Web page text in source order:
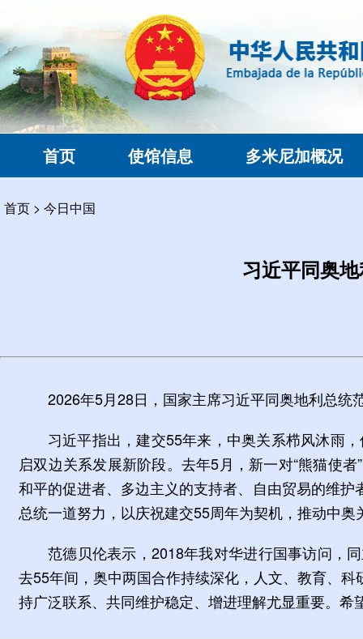
首页 使馆信息 多米尼加概况
首页 > 今日中国
习近平同奥
2026年5月28日，国家主席习近平同奥地利总统
习近平指出，建交55年来，中奥关系栉风沐雨
启双边关系发展新阶段。去年5月，新一对“熊猫使
和平的促进者、多边主义的支持者、自由贸易的维
总统一道努力，以庆祝建交55周年为契机，推动中
范德贝伦表示，2018年我对华进行国事访问，
去55年间，奥中两国合作持续深化，人文、教育、
持广泛联系、共同维护稳定、增进理解尤显重要。